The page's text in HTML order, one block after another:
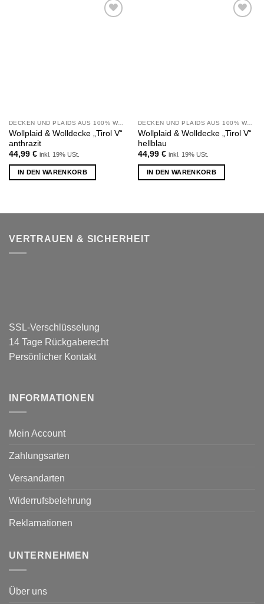
DECKEN UND PLAIDS AUS 100% WOLLE
Wollplaid & Wolldecke „Tirol V“
anthrazit
44,99 € inkl. 19% USt.
IN DEN WARENKORB
DECKEN UND PLAIDS AUS 100% WOLLE
Wollplaid & Wolldecke „Tirol V“
hellblau
44,99 € inkl. 19% USt.
IN DEN WARENKORB
VERTRAUEN & SICHERHEIT
SSL-Verschlüsselung
14 Tage Rückgaberecht
Persönlicher Kontakt
INFORMATIONEN
Mein Account
Zahlungsarten
Versandarten
Widerrufsbelehrung
Reklamationen
UNTERNEHMEN
Über uns